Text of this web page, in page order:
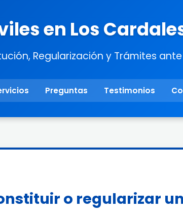
en Los
Regularización y Trámites ante
Preguntas Testimonios
o regularizar